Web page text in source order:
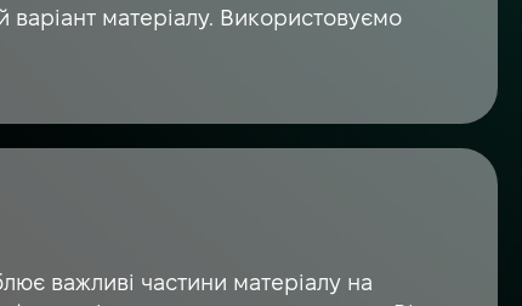
варіант матеріалу. Використовуємо
важливі частини матеріалу на